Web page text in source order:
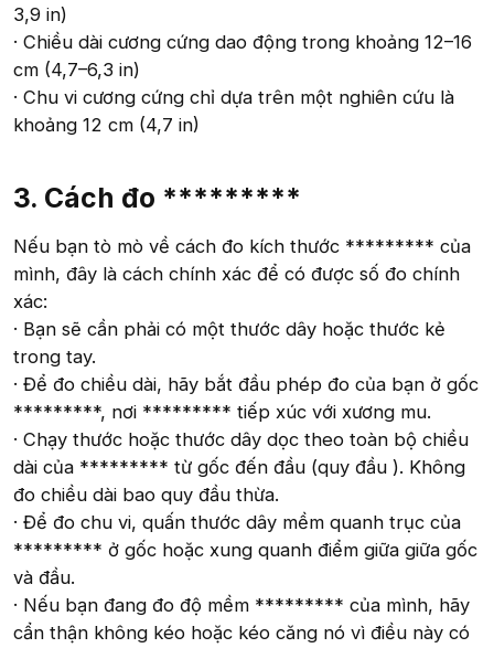
3,9 in)
· Chiều dài cương cứng dao động trong khoảng 12–16
cm (4,7–6,3 in)
· Chu vi cương cứng chỉ dựa trên một nghiên cứu là
khoảng 12 cm (4,7 in)
3. Cách đo *********
Nếu bạn tò mò về cách đo kích thước ********* của
mình, đây là cách chính xác để có được số đo chính
xác:
· Bạn sẽ cần phải có một thước dây hoặc thước kẻ
trong tay.
· Để đo chiều dài, hãy bắt đầu phép đo của bạn ở gốc
*********, nơi ********* tiếp xúc với xương mu.
· Chạy thước hoặc thước dây dọc theo toàn bộ chiều
dài của ********* từ gốc đến đầu (quy đầu ). Không
đo chiều dài bao quy đầu thừa.
· Để đo chu vi, quấn thước dây mềm quanh trục của
********* ở gốc hoặc xung quanh điểm giữa giữa gốc
và đầu.
· Nếu bạn đang đo độ mềm ********* của mình, hãy
cẩn thận không kéo hoặc kéo căng nó vì điều này có